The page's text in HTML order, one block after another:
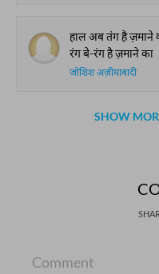
हाल अब तंग है ज़माने
रंग बे-रंग है ज़माने का
जोशिश अज़ीमाबादी
SHOW
Comment